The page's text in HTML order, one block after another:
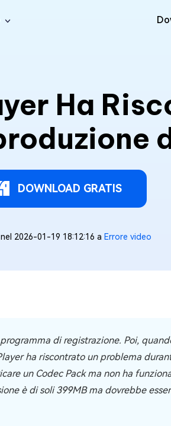
per l'utente
& Le soluzioni
di YouTube
Ha
DOWNLOAD GRATIS
2026-01-19 18:12:16 a Errore video
di registrazione. Poi,
ha riscontrato un problema
un Codec Pack ma non ha
è di soli 399MB ma dovrebbe